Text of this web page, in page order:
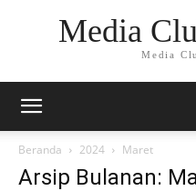
Media
Media
Beranda 2024 Maret
Arsip Bulanan: